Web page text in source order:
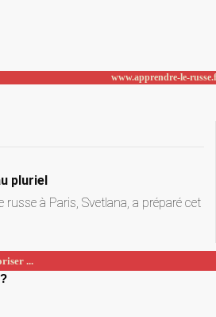
pluriel
russe à Paris, Svetlana, a préparé cet